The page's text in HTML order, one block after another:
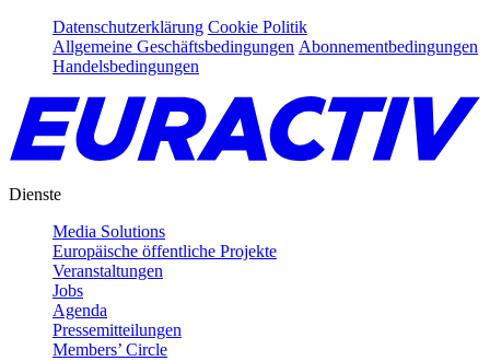
Datenschutzerklärung Cookie Politik
Allgemeine Geschäftsbedingungen Abonnementbedingungen
Handelsbedingungen
Dienste
Media Solutions
Europäische öffentliche Projekte
Veranstaltungen
Jobs
Agenda
Pressemitteilungen
Members’ Circle